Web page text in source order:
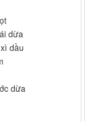
dừa
dầu
dừa